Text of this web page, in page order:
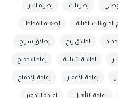
إضرابات إضرام النار
الحيوانات الضالة إطعام القطط
إطلاق ريح إطلاق سراح
إطلالة شبابية إعاد الإدماج
إعادة الأعمار إعادة الإدماج
إعادة التأهيل إعادة التدوير